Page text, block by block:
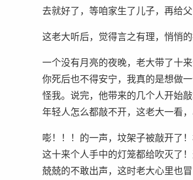
去就好了，等咱家生了儿子，再给父
这老大听后，觉得言之有理，悄悄
一个没有月亮的夜晚，老大带了十
你死后也不得安宁，我真的是想做
怪我。说完，他带来的几个人开始
年轻人怎么都敲不开，这老大一看
嘭！！！的一声，坟架子被敲开了
这十来个人手中的灯笼都给吹灭了
兢兢的不敢出声，这时老大心里也